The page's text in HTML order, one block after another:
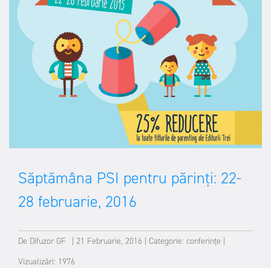
Săptămâna PSI pentru părinţi: 22-
28 februarie, 2016
De Difuzor GF | 21 Februarie, 2016 | Categorie: conferințe |
Vizualizări: 1976